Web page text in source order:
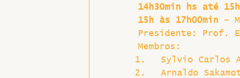
14h30min hs até 15h
15h às 17h00min –
Presidente: Prof.
Membros:
Sylvio Carlos
Arnaldo